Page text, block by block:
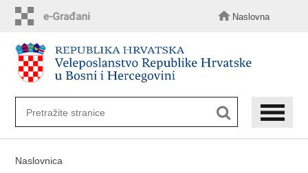
sadržaj
Naslovna
Naslovnica